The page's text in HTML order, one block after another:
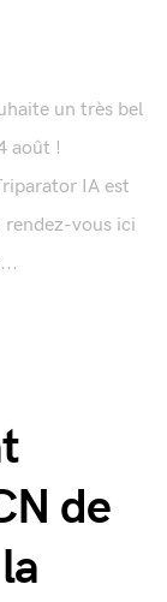
un très bel
août !
IA est
vous ici
de